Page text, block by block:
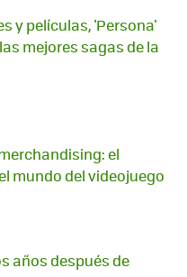
y películas, 'Persona'
mejores sagas de la
el
mundo del videojuego
años después de